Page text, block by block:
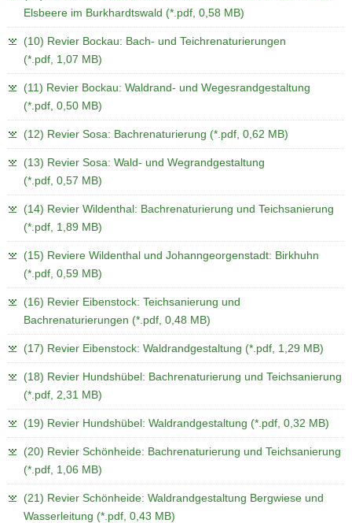
Elsbeere im Burkhardtswald (*.pdf, 0,58 MB)
(10) Revier Bockau: Bach- und Teichrenaturierungen
(*.pdf, 1,07 MB)
(11) Revier Bockau: Waldrand- und Wegesrandgestaltung
(*.pdf, 0,50 MB)
(12) Revier Sosa: Bachrenaturierung (*.pdf, 0,62 MB)
(13) Revier Sosa: Wald- und Wegrandgestaltung
(*.pdf, 0,57 MB)
(14) Revier Wildenthal: Bachrenaturierung und Teichsanierung
(*.pdf, 1,89 MB)
(15) Reviere Wildenthal und Johanngeorgenstadt: Birkhuhn
(*.pdf, 0,59 MB)
(16) Revier Eibenstock: Teichsanierung und
Bachrenaturierungen (*.pdf, 0,48 MB)
(17) Revier Eibenstock: Waldrandgestaltung (*.pdf, 1,29 MB)
(18) Revier Hundshübel: Bachrenaturierung und Teichsanierung
(*.pdf, 2,31 MB)
(19) Revier Hundshübel: Waldrandgestaltung (*.pdf, 0,32 MB)
(20) Revier Schönheide: Bachrenaturierung und Teichsanierung
(*.pdf, 1,06 MB)
(21) Revier Schönheide: Waldrandgestaltung Bergwiese und
Wasserleitung (*.pdf, 0,43 MB)